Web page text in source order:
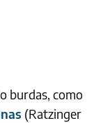
burdas, como
(Ratzinger